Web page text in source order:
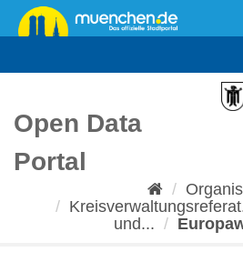
Überspringen
zum
Open Data
Portal
und...